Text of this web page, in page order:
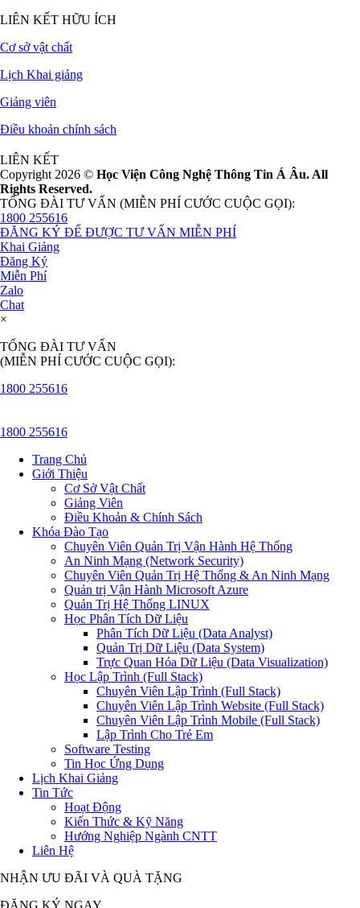
LIÊN KẾT HỮU ÍCH
Cơ sở vật chất
Lịch Khai giảng
Giảng viên
Điều khoản chính sách
LIÊN KẾT
Copyright 2026 © Học Viện Công Nghệ Thông Tin Á Âu. All
Rights Reserved.
TỔNG ĐÀI TƯ VẤN (MIỄN PHÍ CƯỚC CUỘC GỌI):
1800 255616
ĐĂNG KÝ ĐỂ ĐƯỢC TƯ VẤN MIỄN PHÍ
Khai Giảng
Đăng Ký
Miễn Phí
Zalo
Chat
×
TỔNG ĐÀI TƯ VẤN
(MIỄN PHÍ CƯỚC CUỘC GỌI):
1800 255616
1800 255616
Trang Chủ
Giới Thiệu
Cơ Sở Vật Chất
Giảng Viên
Điều Khoản & Chính Sách
Khóa Đào Tạo
Chuyên Viên Quản Trị Vận Hành Hệ Thống
An Ninh Mạng (Network Security)
Chuyên Viên Quản Trị Hệ Thống & An Ninh Mạng
Quản trị Vận Hành Microsoft Azure
Quản Trị Hệ Thống LINUX
Học Phân Tích Dữ Liệu
Phân Tích Dữ Liệu (Data Analyst)
Quản Trị Dữ Liệu (Data System)
Trực Quan Hóa Dữ Liệu (Data Visualization)
Học Lập Trình (Full Stack)
Chuyên Viên Lập Trình (Full Stack)
Chuyên Viên Lập Trình Website (Full Stack)
Chuyên Viên Lập Trình Mobile (Full Stack)
Lập Trình Cho Trẻ Em
Software Testing
Tin Học Ứng Dụng
Lịch Khai Giảng
Tin Tức
Hoạt Động
Kiến Thức & Kỹ Năng
Hướng Nghiệp Ngành CNTT
Liên Hệ
NHẬN ƯU ĐÃI VÀ QUÀ TẶNG